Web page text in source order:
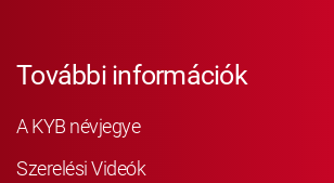
További információk
A KYB névjegye
Szerelési Videók